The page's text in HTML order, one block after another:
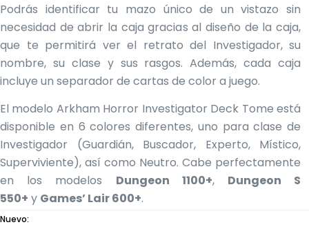
Podrás identificar tu mazo único de un vistazo sin
necesidad de abrir la caja gracias al diseño de la caja,
que te permitirá ver el retrato del Investigador, su
nombre, su clase y sus rasgos. Además, cada caja
incluye un separador de cartas de color a juego.
El modelo Arkham Horror Investigator Deck Tome está
disponible en 6 colores diferentes, uno para clase de
Investigador (Guardián, Buscador, Experto, Místico,
Superviviente), así como Neutro. Cabe perfectamente
en los modelos Dungeon 1100+, Dungeon S
550+ y Games’ Lair 600+.
Nuevo: